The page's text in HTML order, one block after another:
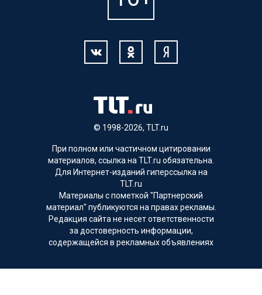
© 1998-2026, TLT.ru
При полном или частичном цитировании
материалов, ссылка на TLT.ru обязательна.
Для Интернет-изданий гиперссылка на
TLT.ru
Материалы с пометкой "Партнерский
материал" публикуются на правах рекламы.
Редакция сайта не несет ответственности
за достоверность информации,
содержащейся в рекламных объявлениях